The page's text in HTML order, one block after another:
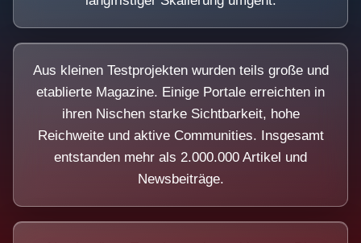
Aus kleinen Testprojekten wurden teils große und
etablierte Magazine. Einige Portale erreichten in
ihren Nischen starke Sichtbarkeit, hohe
Reichweite und aktive Communities. Insgesamt
entstanden mehr als 2.000.000 Artikel und
Newsbeiträge.